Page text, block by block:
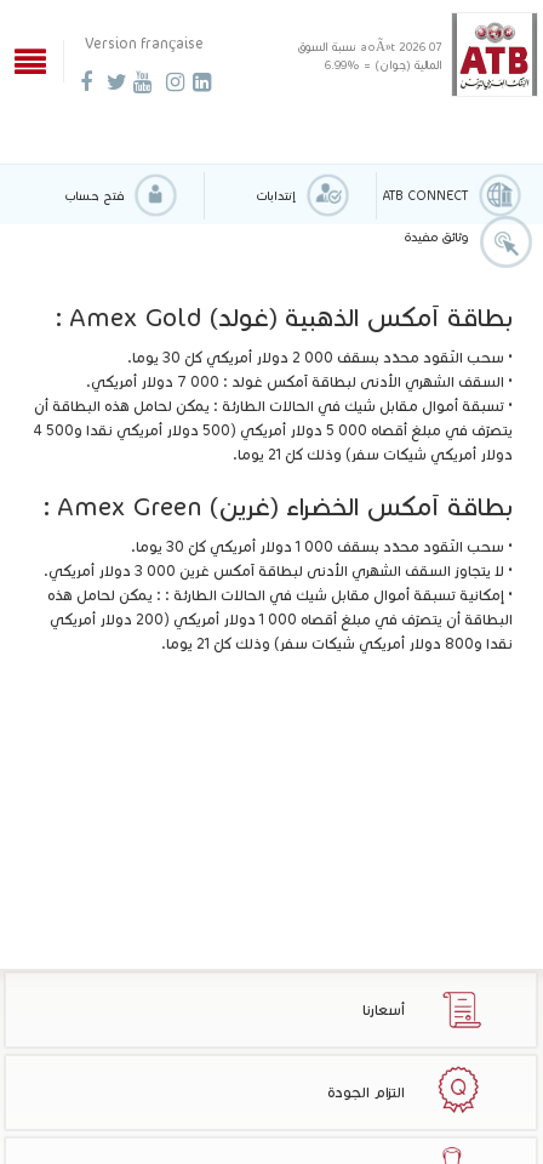
Version française 07 aoÃ»t 2026
نسبة السوق
المالية (جوان) = %6.99
ATB CONNECT إنتدابات فتح حساب
وثائق مفيدة
بطاقة آمكس الذهبية (غولد) Amex Gold :
• سحب النّقود محدّد بسقف 000 2 دولار أمريكي كلّ 30 يوما.
• السقف الشهري الأدنى لبطاقة آمكس غولد : 000 7 دولار أمريكي.
• تسبقة أموال مقابل شيك في الحالات الطارئة : يمكن لحامل هذه البطاقة أن
يتصرّف في مبلغ أقصاه 000 5 دولار أمريكي (500 دولار أمريكي نقدا و500 4
دولار أمريكي شيكات سفر) وذلك كلّ 21 يوما.
بطاقة آمكس الخضراء (غرين) Amex Green :
• سحب النّقود محدّد بسقف 000 1 دولار أمريكي كلّ 30 يوما.
• لا يتجاوز السقف الشهري الأدنى لبطاقة آمكس غرين 000 3 دولار أمريكي.
• إمكانية تسبقة أموال مقابل شيك في الحالات الطارئة : : يمكن لحامل هذه
البطاقة أن يتصرّف في مبلغ أقصاه 000 1 دولار أمريكي (200 دولار أمريكي
نقدا و800 دولار أمريكي شيكات سفر) وذلك كلّ 21 يوما.
أسعارنا
التزام الجودة